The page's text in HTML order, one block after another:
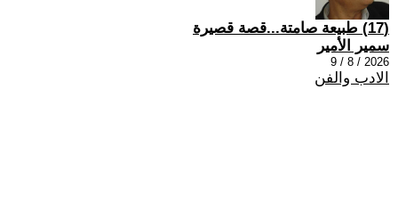
(17) طبيعة صامتة...قصة قصيرة
سمير الأمير
2026 / 8 / 9
الادب والفن